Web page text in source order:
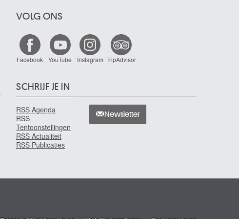
VOLG ONS
Facebook YouTube Instagram TripAdvisor
SCHRIJF JE IN
RSS Agenda
RSS
Tentoonstellingen
RSS Actualiteit
RSS Publicaties
Newsletter